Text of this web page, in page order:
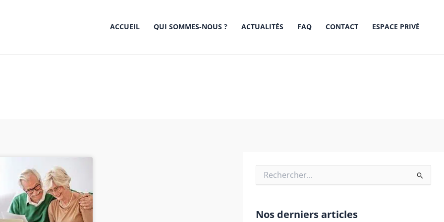
ACCUEIL QUI SOMMES-NOUS ? ACTUALITÉS FAQ CONTACT ESPACE PRIVÉ
Rechercher :
Nos derniers articles